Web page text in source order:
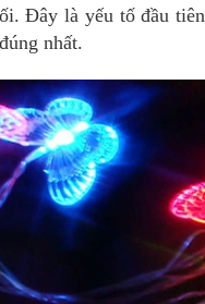
Đây là yếu tố đầu tiên
nhất.